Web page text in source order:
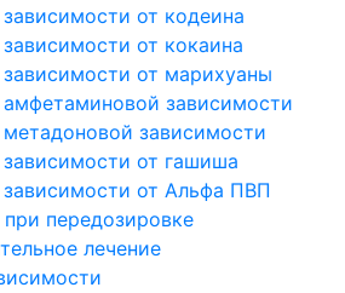
от кодеина
от кокаина
от марихуаны
зависимости
зависимости
от гашиша
от Альфа ПВП
передозировке
лечение